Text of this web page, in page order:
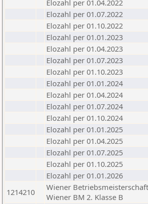
Elozahl per 01.04.2022
Elozahl per 01.07.2022
Elozahl per 01.10.2022
Elozahl per 01.01.2023
Elozahl per 01.04.2023
Elozahl per 01.07.2023
Elozahl per 01.10.2023
Elozahl per 01.01.2024
Elozahl per 01.04.2024
Elozahl per 01.07.2024
Elozahl per 01.10.2024
Elozahl per 01.01.2025
Elozahl per 01.04.2025
Elozahl per 01.07.2025
Elozahl per 01.10.2025
Elozahl per 01.01.2026
1214210
Wiener
Wiener BM 2. Klasse B